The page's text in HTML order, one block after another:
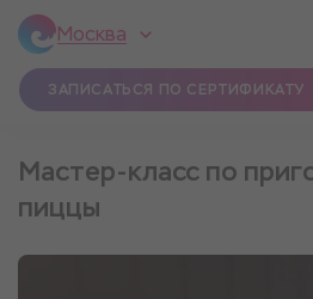
Москва
ЗАПИСАТЬСЯ ПО СЕРТИФИКАТУ
Мастер-класс по
пиццы